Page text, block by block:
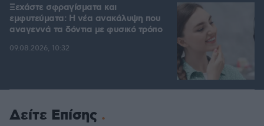
Ξεχάστε σφραγίσματα και
εμφυτεύματα: Η νέα ανακάλυψη που
αναγεννά τα δόντια με φυσικό τρόπο
09.08.2026, 10:32
Δείτε Επίσης